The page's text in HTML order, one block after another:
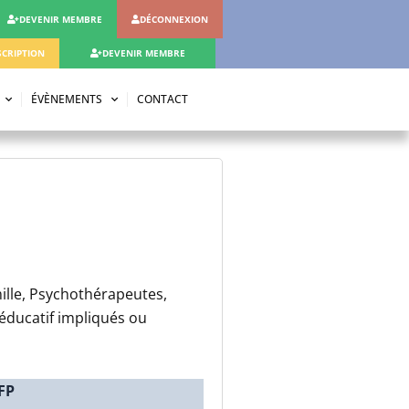
DEVENIR MEMBRE DÉCONNEXION
DEVENIR MEMBRE
ÉVÈNEMENTS CONTACT
Psychothérapeutes,
impliqués ou